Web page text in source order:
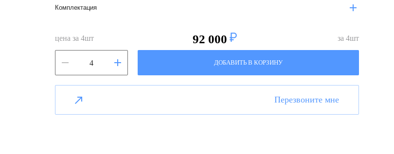
Комплектация
цена за 4шт 92 000 за 4шт
ДОБАВИТЬ В КОРЗИНУ
Перезвоните мне